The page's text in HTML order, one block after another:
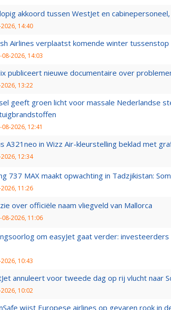
akkoord tussen WestJet en
14:40
Airlines verplaatst komende winter
08-2026, 14:03
publiceert nieuwe documentaire over
13:22
geeft groen licht voor massale Nederlandse
08-2026, 12:41
A321neo in Wizz Air-kleurstelling beklad met
12:34
737 MAX maakt opwachting in Tadzjikistan:
11:26
over officiële naam vliegveld van Mallorca
08-2026, 11:06
om easyJet gaat verder:
10:43
annuleert voor tweede dag op rij vlucht naar
10:02
wijst Europese airlines op gevaren rook in